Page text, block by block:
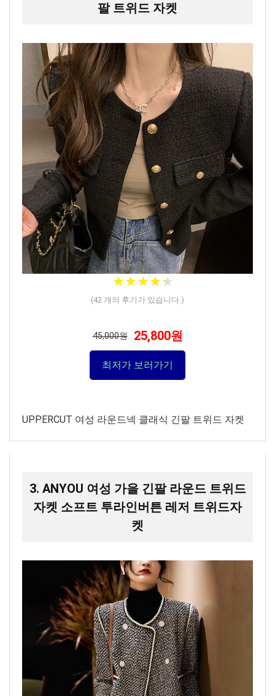
팔 트위드 자켓
★★★★★
★★★★★
(42 개의 후기가 있습니다.)
45,000원 25,800원
최저가 보러가기
UPPERCUT 여성 라운드넥 클래식 긴팔 트위드 자켓
3. ANYOU 여성 가을 긴팔 라운드 트위드
자켓 소프트 투라인버튼 레저 트위드자
켓